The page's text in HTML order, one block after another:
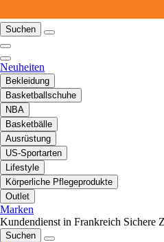
Suchen
Neuheiten
Bekleidung
Basketballschuhe
NBA
Basketbälle
Ausrüstung
US-Sportarten
Lifestyle
Körperliche Pflegeprodukte
Outlet
Marken
Kundendienst in Frankreich Sichere
Suchen